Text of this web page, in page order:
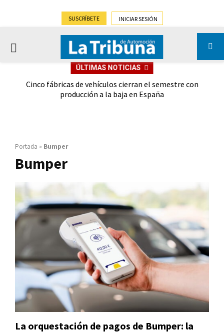
SUSCRÍBETE INICIAR SESIÓN
PRIMARY
ÚLTIMAS NOTICIAS
Cinco fábricas de vehículos cierran el semestre con
producción a la baja en España
Portada » Bumper
Bumper
La orquestación de pagos de Bumper: la